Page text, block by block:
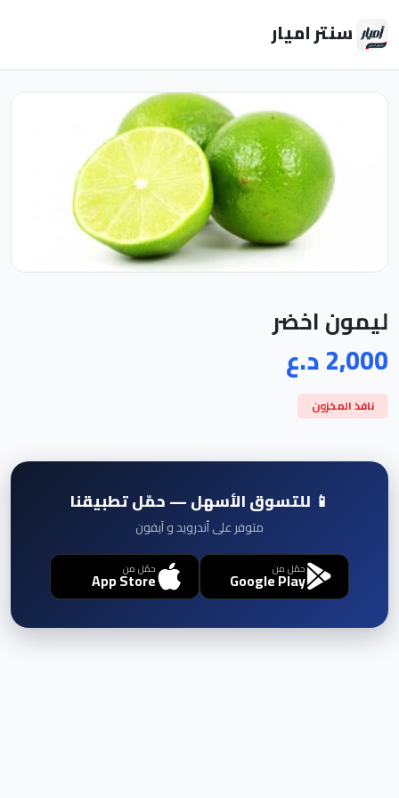
سنتر اميار
ليمون اخضر
2,000 د.ع
نافذ المخزون
📱 للتسوق الأسهل — حمّل تطبيقنا
متوفر على أندرويد و آيفون
حمّل من
Google Play حمّل من
App Store